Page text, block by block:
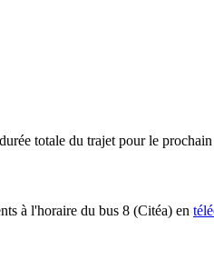
totale du trajet pour le
à l'horaire du bus 8 (Citéa) en